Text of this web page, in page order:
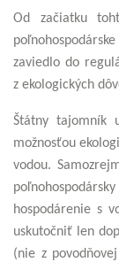
Od začiatku
zaviedlo do
z ekologických
Štátny tajomník
možnosťou
vodou.
hospodárenie s
uskutočniť len
(nie z